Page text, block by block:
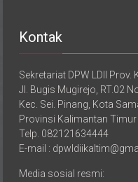
Jl. Bugis Mugirejo, RT.02
Kec. Sei. Pinang, Kota
Provinsi Kalimantan Timur
Telp. 082121634444
E-mail :
Website Internal: https://